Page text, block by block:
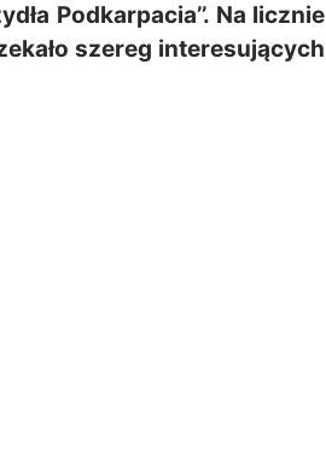
Podkarpacia’’. Na licznie
szereg interesujących